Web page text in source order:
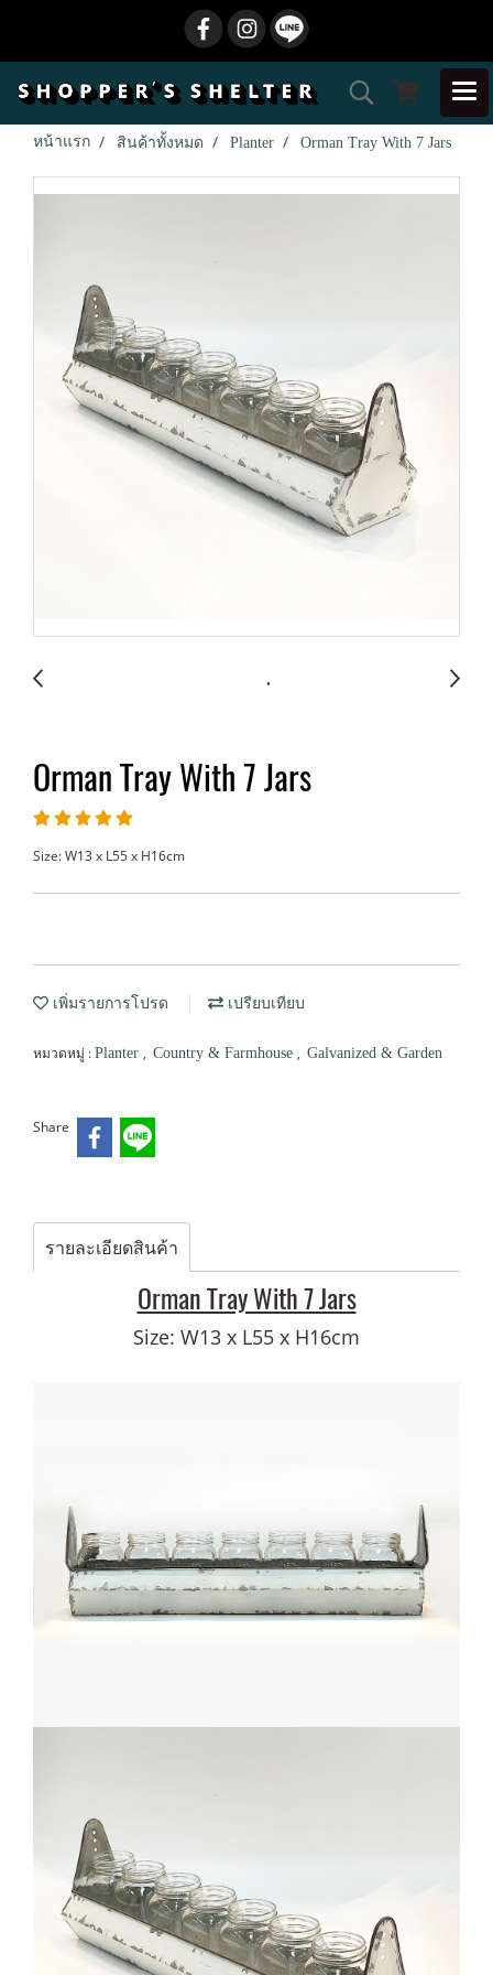
หน้าแรก สินค้าทั้งหมด Planter Orman Tray With 7 Jars
Orman Tray With 7 Jars
Size: W13 x L55 x H16cm
เพิ่มรายการโปรด เปรียบเทียบ
หมวดหมู่ : Planter , Country & Farmhouse , Galvanized & Garden
Share
รายละเอียดสินค้า
Orman Tray With 7 Jars
Size: W13 x L55 x H16cm